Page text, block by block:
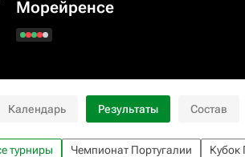
Морейренсе
Календарь Результаты Состав
турниры Чемпионат Португалии Кубок